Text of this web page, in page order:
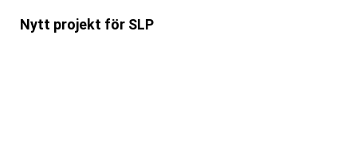
Nytt projekt för SLP